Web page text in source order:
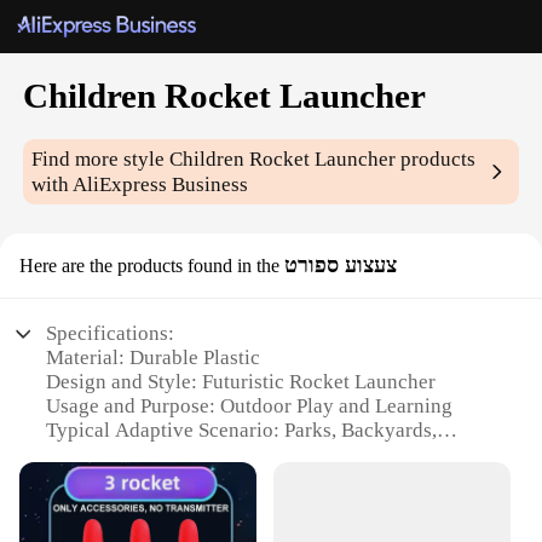
Children Rocket Launcher
Find more styleChildren Rocket Launcher products
with AliExpress Business
Here are the products found in the צעצוע ספורט
Specifications:
Material: Durable Plastic
Design and Style: Futuristic Rocket Launcher
Usage and Purpose: Outdoor Play and Learning
Typical Adaptive Scenario: Parks, Backyards,
Shape or Size or Weight or Quantity: Compact and
Lightweight for Easy Handling
Performance and Property: Safe and Non-Toxic for